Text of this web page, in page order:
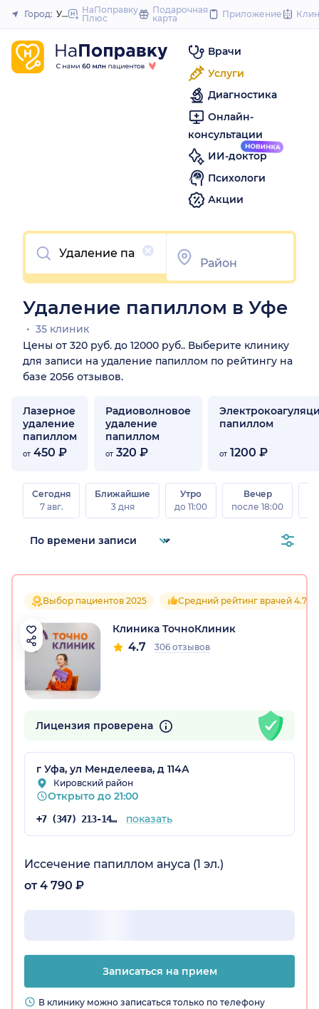
to
Закрыть
Город: Уфа
НаПоправку
Плюс
Подарочная
карта
Приложение
Врачи
Услуги
Диагностика
Онлайн-
консультации
ИИ-доктор
Психологи
Акции
Очистить
Удаление папиллом в Уфе
35 клиник
Цены от 320 руб. до 12000 руб.. Выберите клинику
для записи на удаление папиллом по рейтингу на
базе 2056 отзывов.
Лазерное
удаление
папиллом
от 450 ₽
Радиоволновое
удаление
папиллом
от 320 ₽
папиллом
от 1200 ₽
Сегодня
7 авг.
Ближайшие
3 дня
Утро
до 11:00
Вечер
после 18:00
Выбор пациентов 2025 Средний рейтинг врачей 4.7
Клиника ТочноКлиник
4.7 306 отзывов
Лицензия проверена
г Уфа, ул Менделеева, д 114А
Кировский район
Открыто до 21:00
+7 (347) 213-14-72 показать
Иссечение папиллом ануса (1 эл.)
от 4 790 ₽
Записаться на прием
В клинику можно записаться только по телефону